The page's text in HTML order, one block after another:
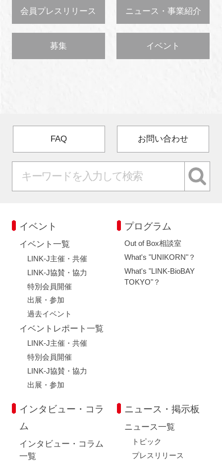
会員プレスリリース ニュース・事業紹介
募集 イベント
FAQ お問い合わせ
イベント
イベント一覧
LINK-J主催・共催
LINK-J協賛・協力
特別会員開催
出展・参加
過去イベント
イベントレポート一覧
LINK-J主催・共催
特別会員開催
LINK-J協賛・協力
出展・参加
プログラム
Out of Box相談室
What's "UNIKORN"？
What's "LINK-BioBAY
TOKYO"？
インタビュー・コラ
ム
インタビュー・コラム
一覧
ニュース・掲示板
ニュース一覧
トピック
プレスリリース